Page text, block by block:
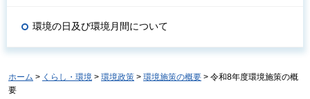
環境の日及び環境月間について
ホーム > くらし・環境 > 環境政策 > 環境施策の概要 > 令和8年度環境施策の概
要